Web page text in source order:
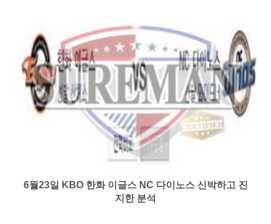
6월23일 KBO 한화 이글스 NC 다이노스 신박하고 진
지한 분석